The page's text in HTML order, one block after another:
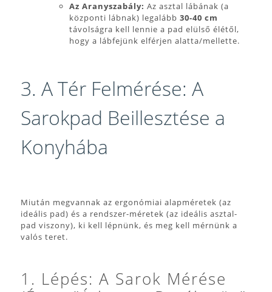
Az Aranyszabály: Az asztal lábának (a
központi lábnak) legalább 30-40 cm
távolságra kell lennie a pad elülső élétől,
hogy a lábfejünk elférjen alatta/mellette.
3. A Tér Felmérése: A
Sarokpad Beillesztése a
Konyhába
Miután megvannak az ergonómiai alapméretek (az
ideális pad) és a rendszer-méretek (az ideális asztal-
pad viszony), ki kell lépnünk, és meg kell mérnünk a
valós teret.
1. Lépés: A Sarok Mérése